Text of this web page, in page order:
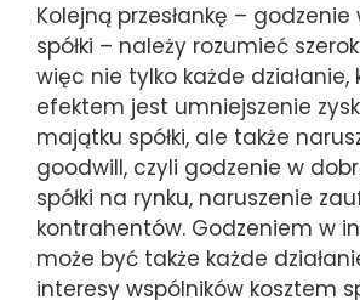
Kolejną przesłankę –
spółki – należy rozumieć
więc nie tylko każde działanie,
efektem jest umniejszenie
majątku spółki, ale także
goodwill, czyli godzenie w
spółki na rynku, naruszenie
kontrahentów. Godzeniem w
może być także każde
interesy wspólników kosztem